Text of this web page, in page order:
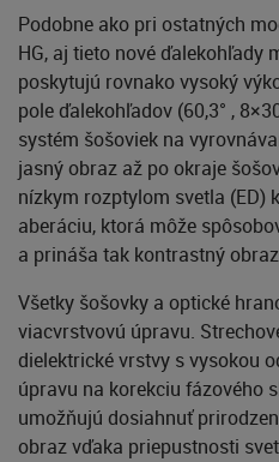
Podobne ako pri ostatných
HG, aj tieto nové ďalekohľady
poskytujú rovnako vysoký
pole ďalekohľadov (60,3° ,
systém šošoviek na
jasný obraz až po okraje
nízkym rozptylom svetla (ED)
aberáciu, ktorá môže
a prináša tak kontrastný
Všetky šošovky a optické
viacvrstvovú úpravu.
dielektrické vrstvy s vysokou
úpravu na korekciu fázového
umožňujú dosiahnuť
obraz vďaka priepustnosti